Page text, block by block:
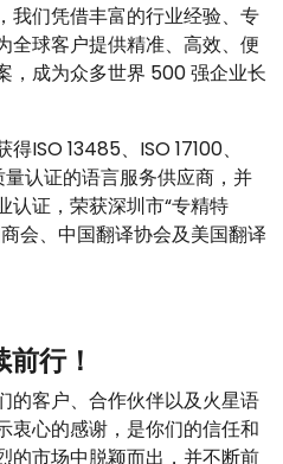
我们凭借丰富的行业经验、专
全球客户提供精准、高效、便
，成为众多世界 500 强企业长
ISO 13485、ISO 17100、
认证的语言服务供应商，并
认证，荣获深圳市“专精特
会、中国翻译协会及美国翻译
行！
的客户、合作伙伴以及火星语
衷心的感谢，是你们的信任和
的市场中脱颖而出，并不断前